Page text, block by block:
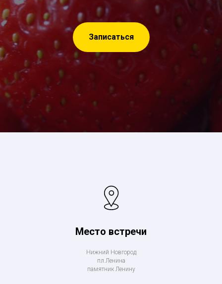
Записаться
Место встречи
Нижний Новгород
пл.Ленина
памятник Ленину